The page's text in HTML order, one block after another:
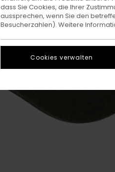
dass Sie Cookies, die Ihrer
aussprechen, wenn Sie den
Besucherzahlen). Weitere
Cookies verwalten